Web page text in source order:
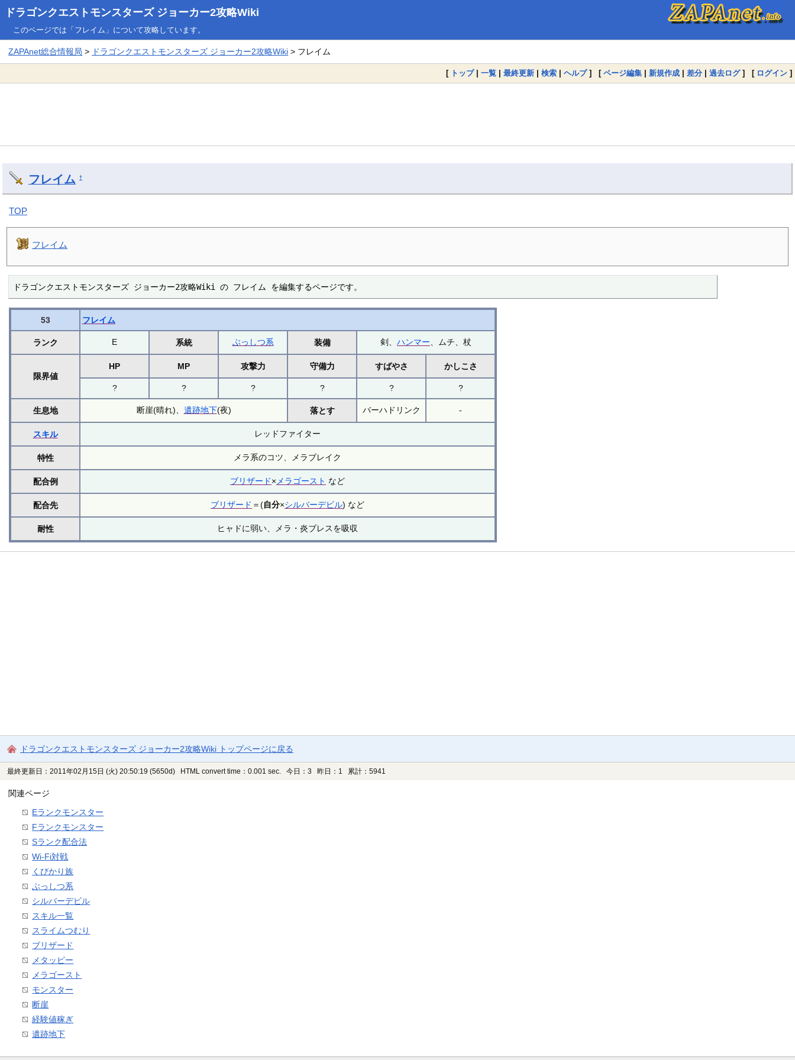
ドラゴンクエストモンスターズ ジョーカー2攻略Wiki
このページでは「フレイム」について攻略しています。
ZAPAnet総合情報局 > ドラゴンクエストモンスターズ ジョーカー2攻略Wiki > フレイム
[ トップ| 一覧 | 最終更新 | 検索 | ヘルプ] [ ページ編集 | 新規作成 | 差分 | 過去ログ] [ ログイン ]
フレイム †
TOP
フレイム
ドラゴンクエストモンスターズ ジョーカー2攻略Wiki の フレイム を編集するページです。
53 フレイム
ランク E 系統 ぶっしつ系 装備 剣、ハンマー、ムチ、杖
限界値
HP MP 攻撃力 守備力 すばやさ かしこさ
? ? ? ? ? ?
生息地 断崖(晴れ)、 遺跡地下(夜) 落とす バーハドリンク -
スキル レッドファイター
特性 メラ系のコツ、メラブレイク
配合例 ブリザード×メラゴースト など
配合先 ブリザード ＝(自分×シルバーデビル) など
耐性 ヒャドに弱い、メラ・炎ブレスを吸収
ドラゴンクエストモンスターズ ジョーカー2攻略Wiki トップページに戻る
最終更新日：2011年02月15日 (火) 20:50:19 (5650d) HTML convert time：0.001 sec. 今日：3 昨日：1 累計：5941
関連ページ
Eランクモンスター
Fランクモンスター
Sランク配合法
Wi-Fi対戦
くびかり族
ぶっしつ系
シルバーデビル
スキル一覧
スライムつむり
ブリザード
メタッピー
メラゴースト
モンスター
断崖
経験値稼ぎ
遺跡地下